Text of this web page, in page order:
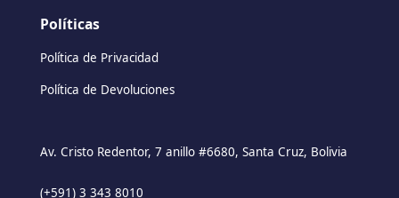
Políticas
Política de Privacidad
Política de Devoluciones
Av. Cristo Redentor, 7 anillo #6680, Santa Cruz, Bolivia
(+591) 3 343 8010